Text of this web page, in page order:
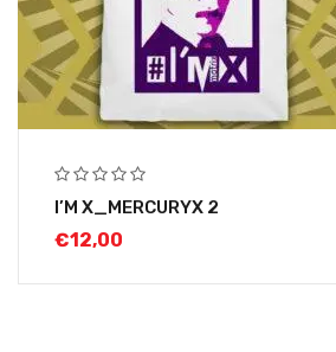
I’M X_MERCURYX 2
€12,00